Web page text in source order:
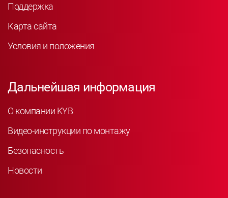
Поддержка
Карта сайта
Условия и положения
Дальнейшая информация
О компании KYB
Видео-инструкции по монтажу
Безопасность
Новости